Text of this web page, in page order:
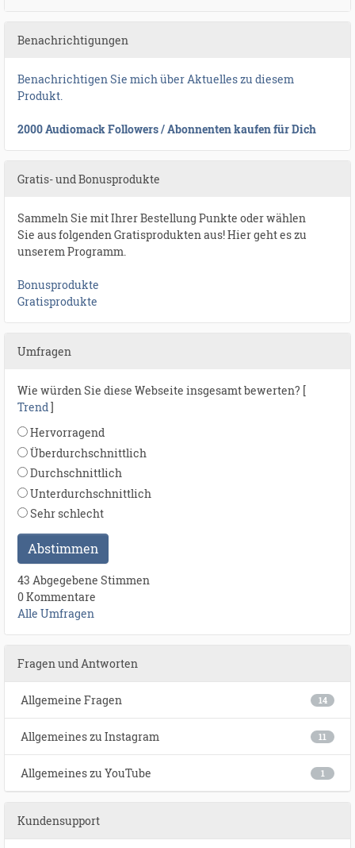
Benachrichtigungen
Benachrichtigen Sie mich über Aktuelles zu diesem
Produkt.
2000 Audiomack Followers / Abonnenten kaufen für Dich
Gratis- und Bonusprodukte
Sammeln Sie mit Ihrer Bestellung Punkte oder wählen
Sie aus folgenden Gratisprodukten aus! Hier geht es zu
unserem Programm.
Bonusprodukte
Gratisprodukte
Umfragen
Wie würden Sie diese Webseite insgesamt bewerten? [
Trend]
Hervorragend
Überdurchschnittlich
Durchschnittlich
Unterdurchschnittlich
Sehr schlecht
Abstimmen
43 Abgegebene Stimmen
0 Kommentare
Alle Umfragen
Fragen und Antworten
14
Allgemeine Fragen
11
Allgemeines zu Instagram
1
Allgemeines zu YouTube
Kundensupport